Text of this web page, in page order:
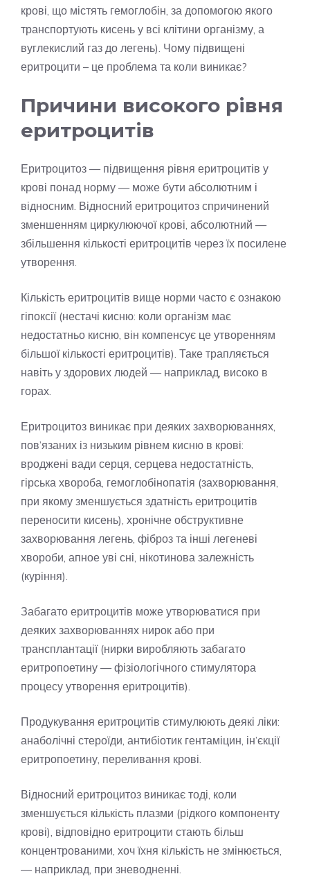
крові, що містять гемоглобін, за допомогою якого
транспортують кисень у всі клітини організму, а
вуглекислий газ до легень). Чому підвищені
еритроцити – це проблема та коли виникає?
Причини високого рівня
еритроцитів
Еритроцитоз — підвищення рівня еритроцитів у
крові понад норму — може бути абсолютним і
відносним. Відносний еритроцитоз спричинений
зменшенням циркулюючої крові, абсолютний —
збільшення кількості еритроцитів через їх посилене
утворення.
Кількість еритроцитів вище норми часто є ознакою
гіпоксії (нестачі кисню: коли організм має
недостатньо кисню, він компенсує це утворенням
більшої кількості еритроцитів). Таке трапляється
навіть у здорових людей — наприклад, високо в
горах.
Еритроцитоз виникає при деяких захворюваннях,
пов’язаних із низьким рівнем кисню в крові:
вроджені вади серця, серцева недостатність,
гірська хвороба, гемоглобінопатія (захворювання,
при якому зменшується здатність еритроцитів
переносити кисень), хронічне обструктивне
захворювання легень, фіброз та інші легеневі
хвороби, апное уві сні, нікотинова залежність
(куріння).
Забагато еритроцитів може утворюватися при
деяких захворюваннях нирок або при
трансплантації (нирки виробляють забагато
еритропоетину — фізіологічного стимулятора
процесу утворення еритроцитів).
Продукування еритроцитів стимулюють деякі ліки:
анаболічні стероїди, антибіотик гентаміцин, ін’єкції
еритропоетину, переливання крові.
Відносний еритроцитоз виникає тоді, коли
зменшується кількість плазми (рідкого компоненту
крові), відповідно еритроцити стають більш
концентрованими, хоч їхня кількість не змінюється,
— наприклад, при зневодненні.